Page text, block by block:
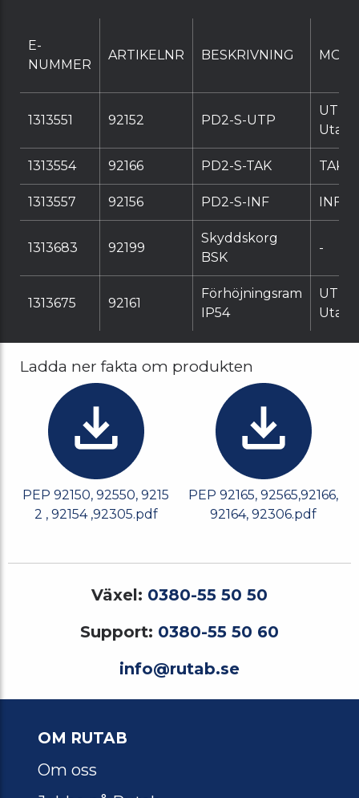
E-
NUMMER
ARTIKELNR BESKRIVNING
1313551 92152 PD2-S-UTP
UTP
1313554 92166 PD2-S-TAK TAK
1313557 92156 PD2-S-INF INF
1313683 92199
Skyddskorg
BSK
-
1313675 92161
Förhöjningsram
IP54
UTP
Ladda ner fakta om produkten
PEP 92150, 92550, 9215
2 , 92154 ,92305.pdf
PEP 92165, 92565,92166,
92164, 92306.pdf
Växel: 0380-55 50 50
Support: 0380-55 50 60
info@rutab.se
OM RUTAB
Om oss